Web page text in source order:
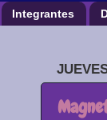
Integrantes